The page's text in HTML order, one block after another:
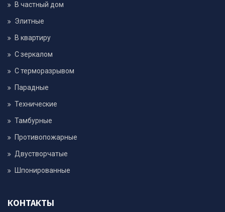
В частный дом
Элитные
В квартиру
С зеркалом
С терморазрывом
Парадные
Технические
Тамбурные
Противопожарные
Двустворчатые
Шпонированные
КОНТАКТЫ